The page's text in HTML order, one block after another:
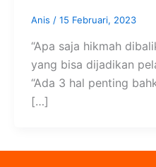
Anis / 15 Februari, 2023
“Apa saja hikmah
yang bisa dijadikan
“Ada 3 hal penting
[…]